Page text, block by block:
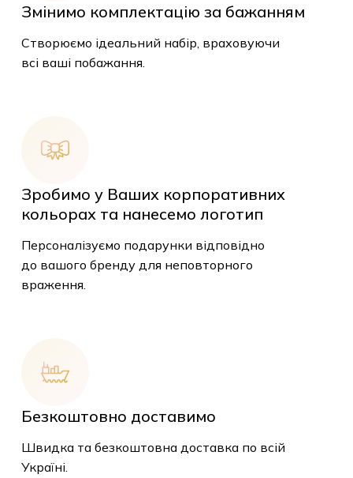
У кошику немає
Змінимо комплектацію за бажанням
Створюємо ідеальний набір, враховуючи
всі ваші побажання.
Зробимо у Ваших корпоративних
кольорах та нанесемо логотип
Персоналізуємо подарунки відповідно
до вашого бренду для неповторного
враження.
Безкоштовно доставимо
Швидка та безкоштовна доставка по всій
Україні.